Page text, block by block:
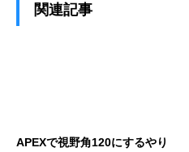
関連記事
APEXで視野角120にするやり